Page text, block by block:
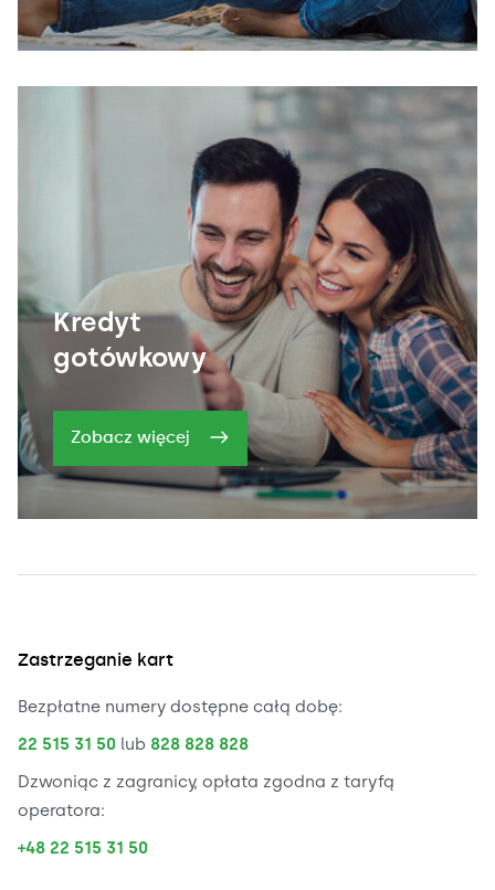
Kredyt
gotówkowy
Zobacz więcej
Zastrzeganie kart
Bezpłatne numery dostępne całą dobę:
22 515 31 50 lub 828 828 828
Dzwoniąc z zagranicy, opłata zgodna z taryfą
operatora:
+48 22 515 31 50